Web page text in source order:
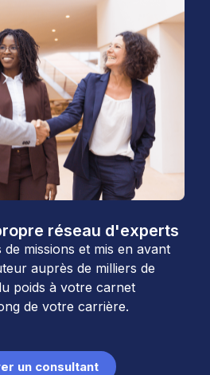
réseau d'experts
de missions et mis en avant
auprès de milliers de
poids à votre carnet
de votre carrière.
un consultant